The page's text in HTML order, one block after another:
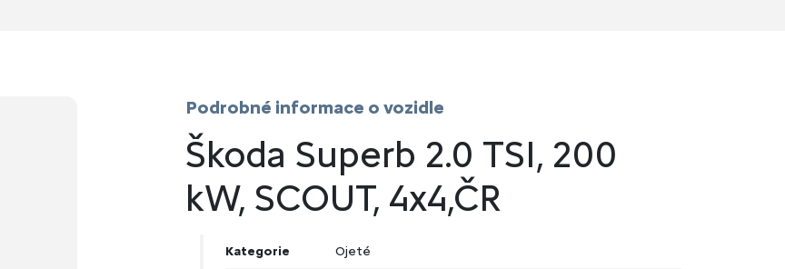
Podrobné informace o vozidle
Škoda Superb 2.0 TSI, 200
kW, SCOUT, 4x4,ČR
Kategorie Ojeté